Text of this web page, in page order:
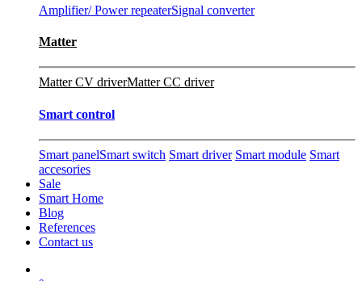
Amplifier/ Power repeaterSignal converter
Matter
Matter CV driverMatter CC driver
Smart control
Smart panelSmart switch Smart driver Smart module Smart
accesories
Sale
Smart Home
Blog
References
Contact us